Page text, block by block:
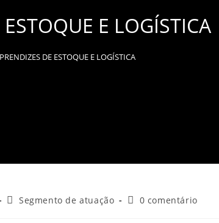
E LOGÍSTICA
DE ESTOQUE E LOGÍSTICA
Segmento de atuação 0 comentário